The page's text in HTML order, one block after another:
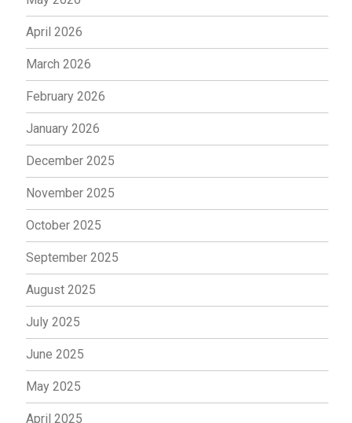
April 2026
March 2026
February 2026
January 2026
December 2025
November 2025
October 2025
September 2025
August 2025
July 2025
June 2025
May 2025
April 2025